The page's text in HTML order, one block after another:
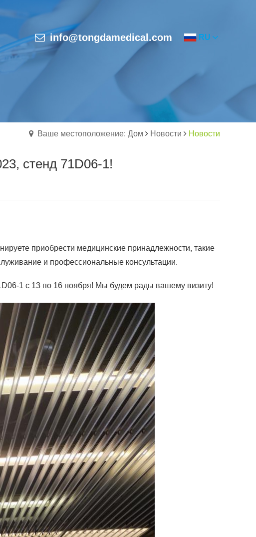
info@tongdamedical.com RU
Ваше местоположение: Дом Новости Новости
стенд 71D06-1!
приобрести медицинские принадлежности, такие
и профессиональные консультации.
1 с 13 по 16 ноября! Мы будем рады вашему визиту!